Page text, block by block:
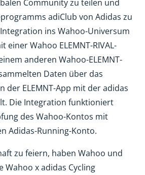
Community zu teilen und
adiClub von Adidas zu
ins Wahoo-Universum
einer Wahoo ELEMNT-RIVAL-
anderen Wahoo-ELEMNT-
Daten über das
der ELEMNT-App mit der adidas
Die Integration funktioniert
des Wahoo-Kontos mit
Adidas-Running-Konto.
zu feiern, haben Wahoo und
Wahoo x adidas Cycling